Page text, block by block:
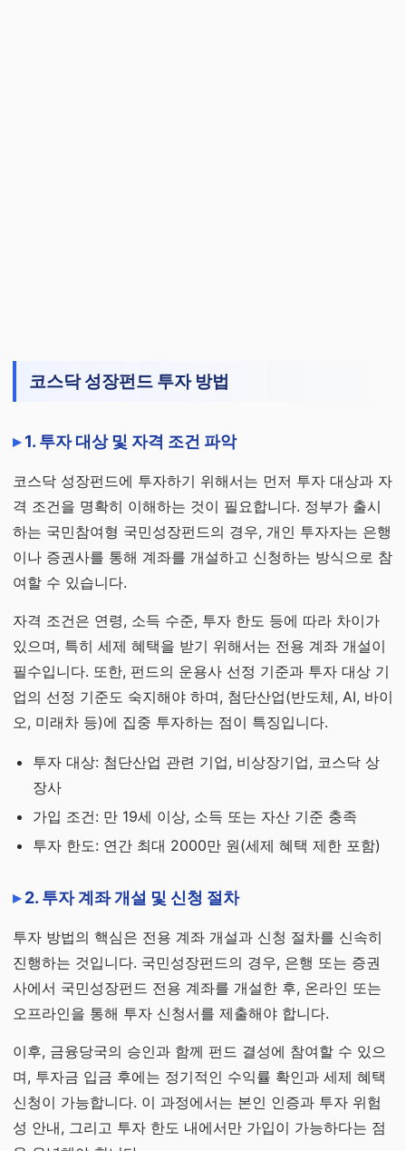
코스닥 성장펀드 투자 방법
1. 투자 대상 및 자격 조건 파악
코스닥 성장펀드에 투자하기 위해서는 먼저 투자 대상과 자
격 조건을 명확히 이해하는 것이 필요합니다. 정부가 출시
하는 국민참여형 국민성장펀드의 경우, 개인 투자자는 은행
이나 증권사를 통해 계좌를 개설하고 신청하는 방식으로 참
여할 수 있습니다.
자격 조건은 연령, 소득 수준, 투자 한도 등에 따라 차이가
있으며, 특히 세제 혜택을 받기 위해서는 전용 계좌 개설이
필수입니다. 또한, 펀드의 운용사 선정 기준과 투자 대상 기
업의 선정 기준도 숙지해야 하며, 첨단산업(반도체, AI, 바이
오, 미래차 등)에 집중 투자하는 점이 특징입니다.
투자 대상: 첨단산업 관련 기업, 비상장기업, 코스닥 상
장사
가입 조건: 만 19세 이상, 소득 또는 자산 기준 충족
투자 한도: 연간 최대 2000만 원(세제 혜택 제한 포함)
2. 투자 계좌 개설 및 신청 절차
투자 방법의 핵심은 전용 계좌 개설과 신청 절차를 신속히
진행하는 것입니다. 국민성장펀드의 경우, 은행 또는 증권
사에서 국민성장펀드 전용 계좌를 개설한 후, 온라인 또는
오프라인을 통해 투자 신청서를 제출해야 합니다.
이후, 금융당국의 승인과 함께 펀드 결성에 참여할 수 있으
며, 투자금 입금 후에는 정기적인 수익률 확인과 세제 혜택
신청이 가능합니다. 이 과정에서는 본인 인증과 투자 위험
성 안내, 그리고 투자 한도 내에서만 가입이 가능하다는 점